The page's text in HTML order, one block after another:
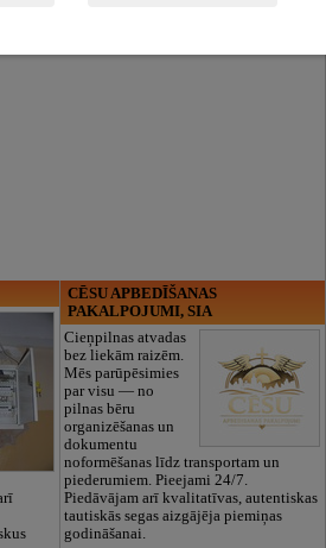
CĒSU APBEDĪŠANAS
PAKALPOJUMI, SIA
Cieņpilnas atvadas
bez liekām raizēm.
Mēs parūpēsimies
par visu — no
pilnas bēru
organizēšanas un
dokumentu
noformēšanas līdz transportam un
piederumiem. Pieejami 24/7.
Piedāvājam arī kvalitatīvas, autentiskas
tautiskās segas aizgājēja piemiņas
godināšanai.